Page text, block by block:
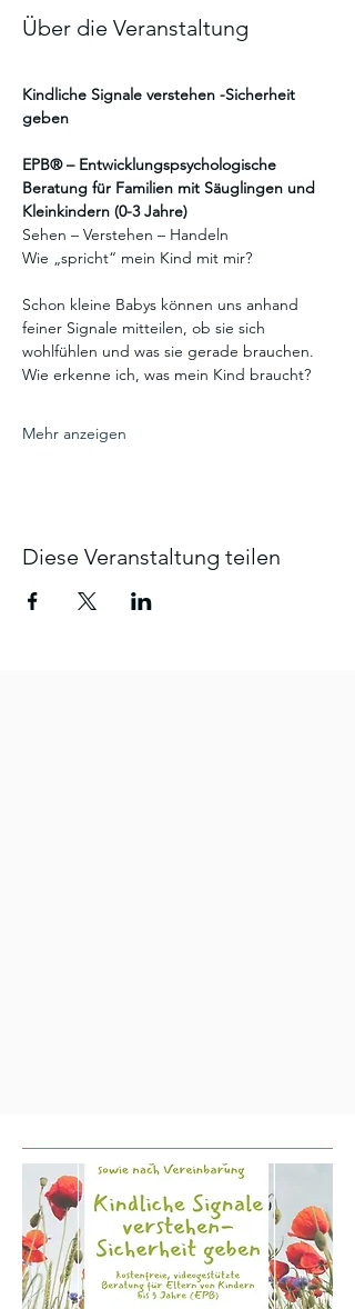
Über die Veranstaltung
Kindliche Signale verstehen -Sicherheit
geben
EPB® – Entwicklungspsychologische
Beratung für Familien mit Säuglingen und
Kleinkindern (0-3 Jahre)
Sehen – Verstehen – Handeln
Wie „spricht“ mein Kind mit mir?
Schon kleine Babys können uns anhand
feiner Signale mitteilen, ob sie sich
wohlfühlen und was sie gerade brauchen.
Wie erkenne ich, was mein Kind braucht?
Mehr anzeigen
Diese Veranstaltung teilen